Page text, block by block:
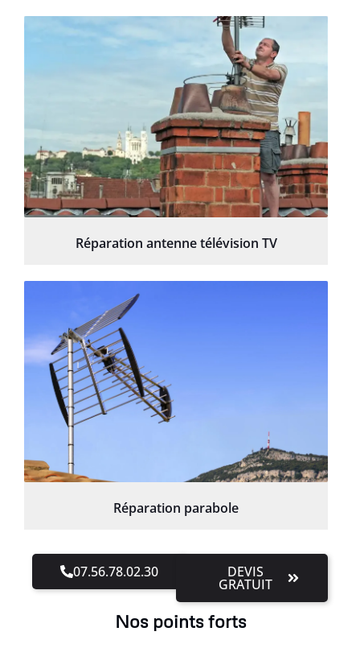
Réparation antenne télévision TV
Réparation parabole
07.56.78.02.30 DEVIS
GRATUIT
Nos points forts